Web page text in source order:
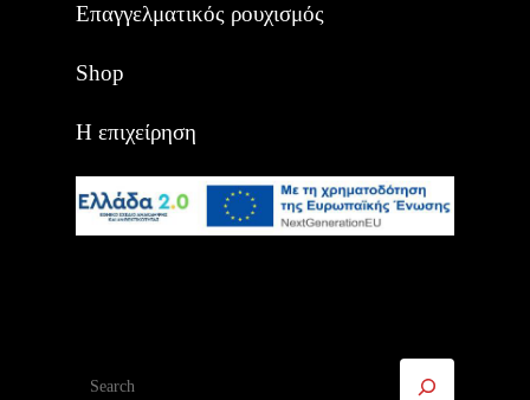
Επαγγελματικός ρουχισμός
Shop
Η επιχείρηση